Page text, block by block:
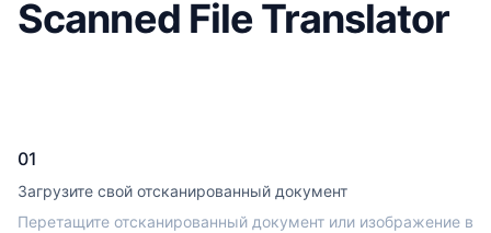
Scanned File Translator
01
Загрузите свой отсканированный документ
Перетащите отсканированный документ или изображение в